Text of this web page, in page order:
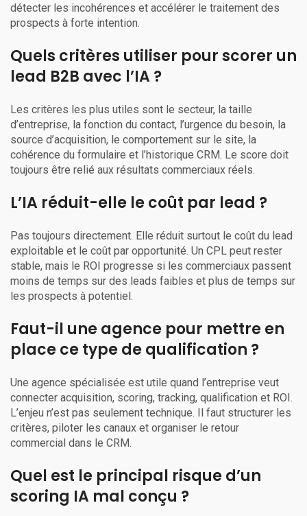
détecter les incohérences et accélérer le traitement des
prospects à forte intention.
Quels critères utiliser pour scorer un
lead B2B avec l’IA ?
Les critères les plus utiles sont le secteur, la taille
d’entreprise, la fonction du contact, l’urgence du besoin, la
source d’acquisition, le comportement sur le site, la
cohérence du formulaire et l’historique CRM. Le score doit
toujours être relié aux résultats commerciaux réels.
L’IA réduit-elle le coût par lead ?
Pas toujours directement. Elle réduit surtout le coût du lead
exploitable et le coût par opportunité. Un CPL peut rester
stable, mais le ROI progresse si les commerciaux passent
moins de temps sur des leads faibles et plus de temps sur
les prospects à potentiel.
Faut-il une agence pour mettre en
place ce type de qualification ?
Une agence spécialisée est utile quand l’entreprise veut
connecter acquisition, scoring, tracking, qualification et ROI.
L’enjeu n’est pas seulement technique. Il faut structurer les
critères, piloter les canaux et organiser le retour
commercial dans le CRM.
Quel est le principal risque d’un
scoring IA mal conçu ?